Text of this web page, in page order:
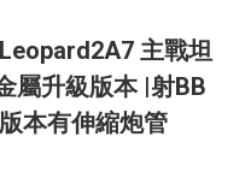
主戰坦
屬升級版本 |射BB
本有伸縮炮管